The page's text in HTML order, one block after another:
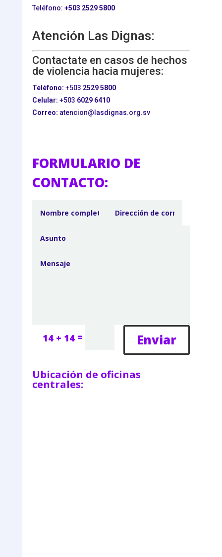
Teléfono: +503 2529 5800
Atención Las Dignas:
Contactate en casos de hechos
de violencia hacia mujeres:
Teléfono: +503 2529 5800
Celular: +503 6029 6410
Correo: atencion@lasdignas.org.sv
FORMULARIO DE
CONTACTO:
14 + 14 = Enviar
Ubicación de oficinas
centrales: